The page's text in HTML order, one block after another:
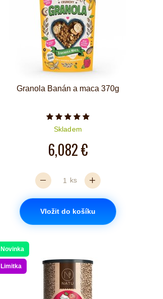
Granola Banán a maca 370g
Počet hvězdiček je 5 z 5
Skladem
6,082 €
ks
Vložit do košíku
Novinka
Limitka